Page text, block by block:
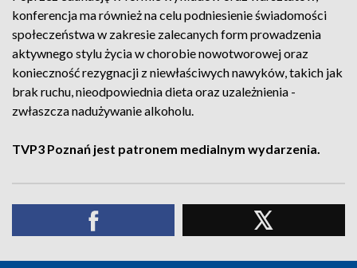
konferencja ma również na celu podniesienie świadomości
społeczeństwa w zakresie zalecanych form prowadzenia
aktywnego stylu życia w chorobie nowotworowej oraz
konieczność rezygnacji z niewłaściwych nawyków, takich jak
brak ruchu, nieodpowiednia dieta oraz uzależnienia -
zwłaszcza nadużywanie alkoholu.
TVP3 Poznań jest patronem medialnym wydarzenia.